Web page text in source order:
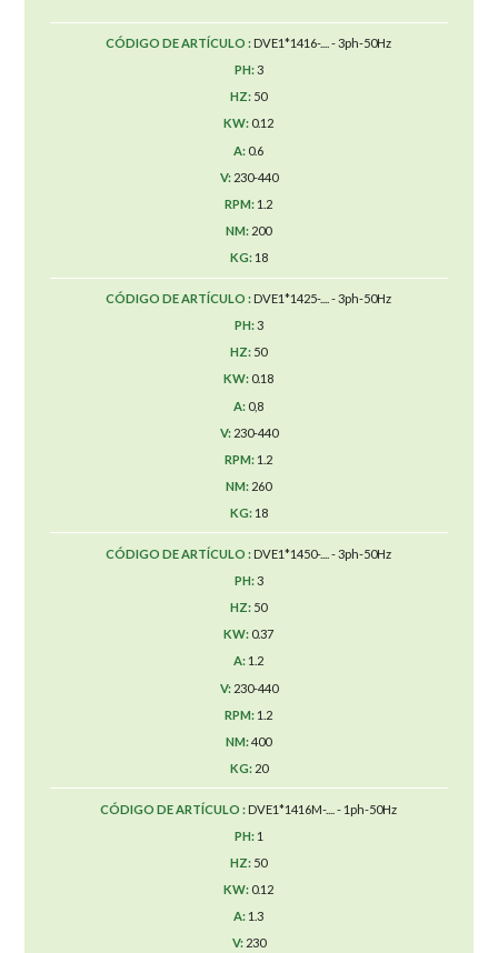
DVE1*1416-.... - 3ph-50Hz
3
50
0.12
0.6
230-440
1.2
200
18
DVE1*1425-.... - 3ph-50Hz
3
50
0.18
0,8
230-440
1.2
260
18
DVE1*1450-.... - 3ph-50Hz
3
50
0.37
1.2
230-440
1.2
400
20
DVE1*1416M-.... - 1ph-50Hz
1
50
0.12
1.3
230